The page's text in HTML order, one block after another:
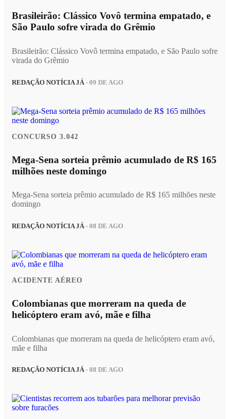
Brasileirão: Clássico Vovô termina empatado, e
São Paulo sofre virada do Grêmio
Brasileirão: Clássico Vovô termina empatado, e São Paulo sofre
virada do Grêmio
REDAÇÃO NOTÍCIA JÁ - 09 DE AGO
CONCURSO 3.042
Mega-Sena sorteia prêmio acumulado de R$ 165
milhões neste domingo
Mega-Sena sorteia prêmio acumulado de R$ 165 milhões neste
domingo
REDAÇÃO NOTÍCIA JÁ- 08 DE AGO
ACIDENTE AÉREO
Colombianas que morreram na queda de
helicóptero eram avó, mãe e filha
Colombianas que morreram na queda de helicóptero eram avó,
mãe e filha
REDAÇÃO NOTÍCIA JÁ- 08 DE AGO